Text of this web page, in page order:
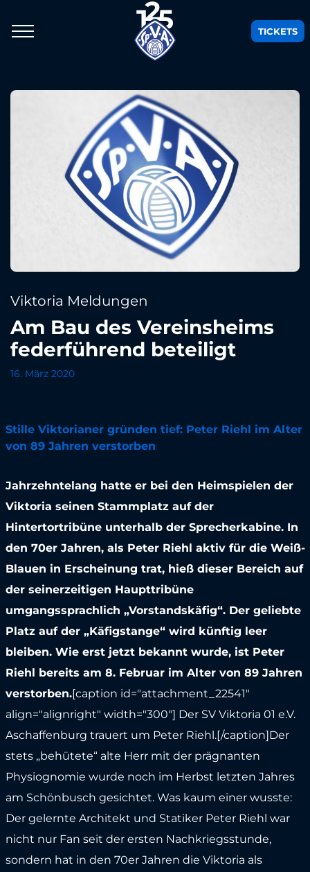
TICKETS
Viktoria Meldungen
Am Bau des Vereinsheims
federführend beteiligt
16. März 2020
Stille Viktorianer gründen tief: Peter Riehl im Alter
von 89 Jahren verstorben
Jahrzehntelang hatte er bei den Heimspielen der
Viktoria seinen Stammplatz auf der
Hintertortribüne unterhalb der Sprecherkabine. In
den 70er Jahren, als Peter Riehl aktiv für die Weiß-
Blauen in Erscheinung trat, hieß dieser Bereich auf
der seinerzeitigen Haupttribüne
umgangssprachlich „Vorstandskäfig“. Der geliebte
Platz auf der „Käfigstange“ wird künftig leer
bleiben. Wie erst jetzt bekannt wurde, ist Peter
Riehl bereits am 8. Februar im Alter von 89 Jahren
verstorben.[caption id="attachment_22541"
align="alignright" width="300"] Der SV Viktoria 01 e.V.
Aschaffenburg trauert um Peter Riehl.[/caption]Der
stets „behütete“ alte Herr mit der prägnanten
Physiognomie wurde noch im Herbst letzten Jahres
am Schönbusch gesichtet. Was kaum einer wusste:
Der gelernte Architekt und Statiker Peter Riehl war
nicht nur Fan seit der ersten Nachkriegsstunde,
sondern hat in den 70er Jahren die Viktoria als